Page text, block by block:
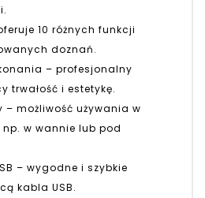
10 różnych funkcji
doznań.
– profesjonalny
trwałość i estetykę.
– możliwość używania w
w wannie lub pod
– wygodne i szybkie
kabla USB.